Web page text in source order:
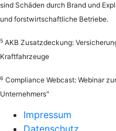
sind Schäden durch Brand und
und forstwirtschaftliche Betriebe.
5 AKB Zusatzdeckung:
Kraftfahrzeuge
6 Compliance Webcast: Webinar
Unternehmers"
Impressum